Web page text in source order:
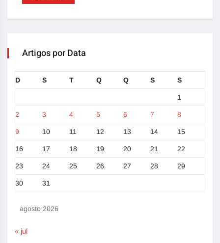
Artigos por Data
agosto 2026
D S T Q Q S S
1
2 3 4 5 6 7 8
9 10 11 12 13 14 15
16 17 18 19 20 21 22
23 24 25 26 27 28 29
30 31
« jul